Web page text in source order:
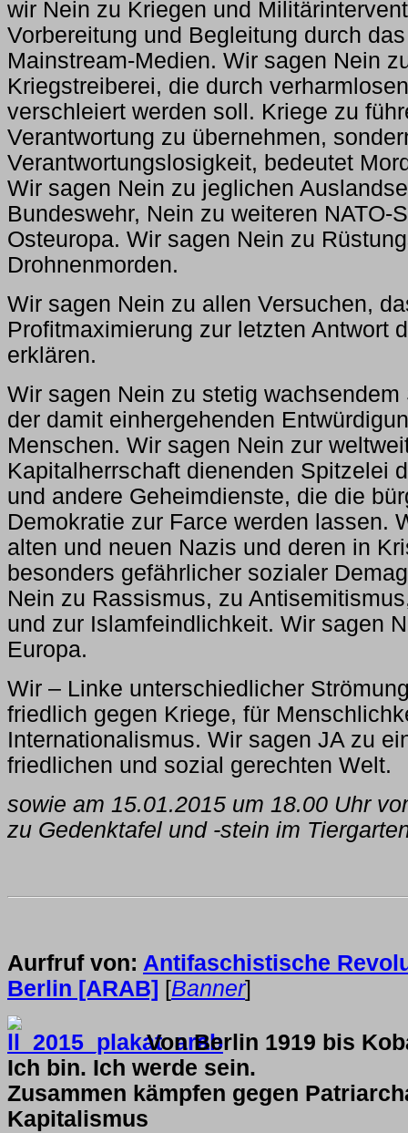
wir Nein zu Kriegen und
Vorbereitung und Begleitung durch
Mainstream-Medien. Wir sagen Nein
Kriegstreiberei, die durch
verschleiert werden soll. Kriege zu
Verantwortung zu übernehmen,
Verantwortungslosigkeit, bedeutet
Wir sagen Nein zu jeglichen
Bundeswehr, Nein zu weiteren NATO-
Osteuropa. Wir sagen Nein zu
Drohnenmorden.
Wir sagen Nein zu allen Versuchen,
Profitmaximierung zur letzten Antwort
erklären.
Wir sagen Nein zu stetig
der damit einhergehenden
Menschen. Wir sagen Nein zur
Kapitalherrschaft dienenden Spitzelei
und andere Geheimdienste, die die
Demokratie zur Farce werden lassen.
alten und neuen Nazis und deren in
besonders gefährlicher sozialer
Nein zu Rassismus, zu
und zur Islamfeindlichkeit. Wir sagen
Europa.
Wir – Linke unterschiedlicher
friedlich gegen Kriege, für
Internationalismus. Wir sagen JA zu
friedlichen und sozial gerechten Welt.
sowie am 15.01.2015 um 18.00 Uhr
zu Gedenktafel und -stein im
Aurfruf von: Antifaschistische
Berlin [ARAB] [Banner]
Von Berlin 1919 bis
Ich bin. Ich werde sein.
Zusammen kämpfen gegen
Kapitalismus